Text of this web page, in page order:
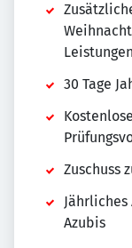
Leistungen
30 Tage
Zuschuss
Azubis